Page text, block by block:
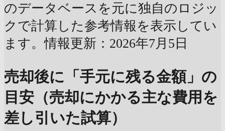
のデータベースを元に独自のロジッ
クで計算した参考情報を表示してい
ます。情報更新：2026年7月5日
売却後に「手元に残る金額」の
目安（売却にかかる主な費用を
差し引いた試算）